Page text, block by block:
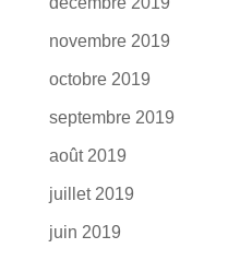
novembre 2019
octobre 2019
septembre 2019
août 2019
juillet 2019
juin 2019